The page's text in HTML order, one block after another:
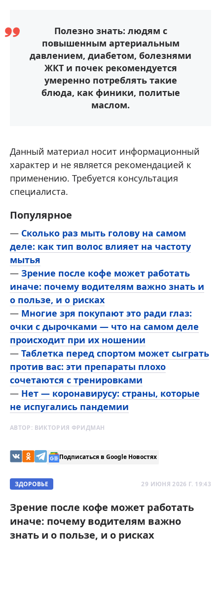
Полезно знать: людям с
повышенным артериальным
давлением, диабетом, болезнями
ЖКТ и почек рекомендуется
умеренно потреблять такие
блюда, как финики, политые
маслом.
Данный материал носит информационный
характер и не является рекомендацией к
применению. Требуется консультация
специалиста.
Популярное
— Сколько раз мыть голову на самом
деле: как тип волос влияет на частоту
мытья
— Зрение после кофе может работать
иначе: почему водителям важно знать и
о пользе, и о рисках
— Многие зря покупают это ради глаз:
очки с дырочками — что на самом деле
происходит при их ношении
— Таблетка перед спортом может сыграть
против вас: эти препараты плохо
сочетаются с тренировками
— Нет — коронавирусу: страны, которые
не испугались пандемии
АВТОР: ВИКТОРИЯ ФРИДМАН
Подписаться в Google Новостях
ЗДОРОВЬЕ 29 ИЮНЯ 2026 Г. 19:43
Зрение после кофе может работать
иначе: почему водителям важно
знать и о пользе, и о рисках